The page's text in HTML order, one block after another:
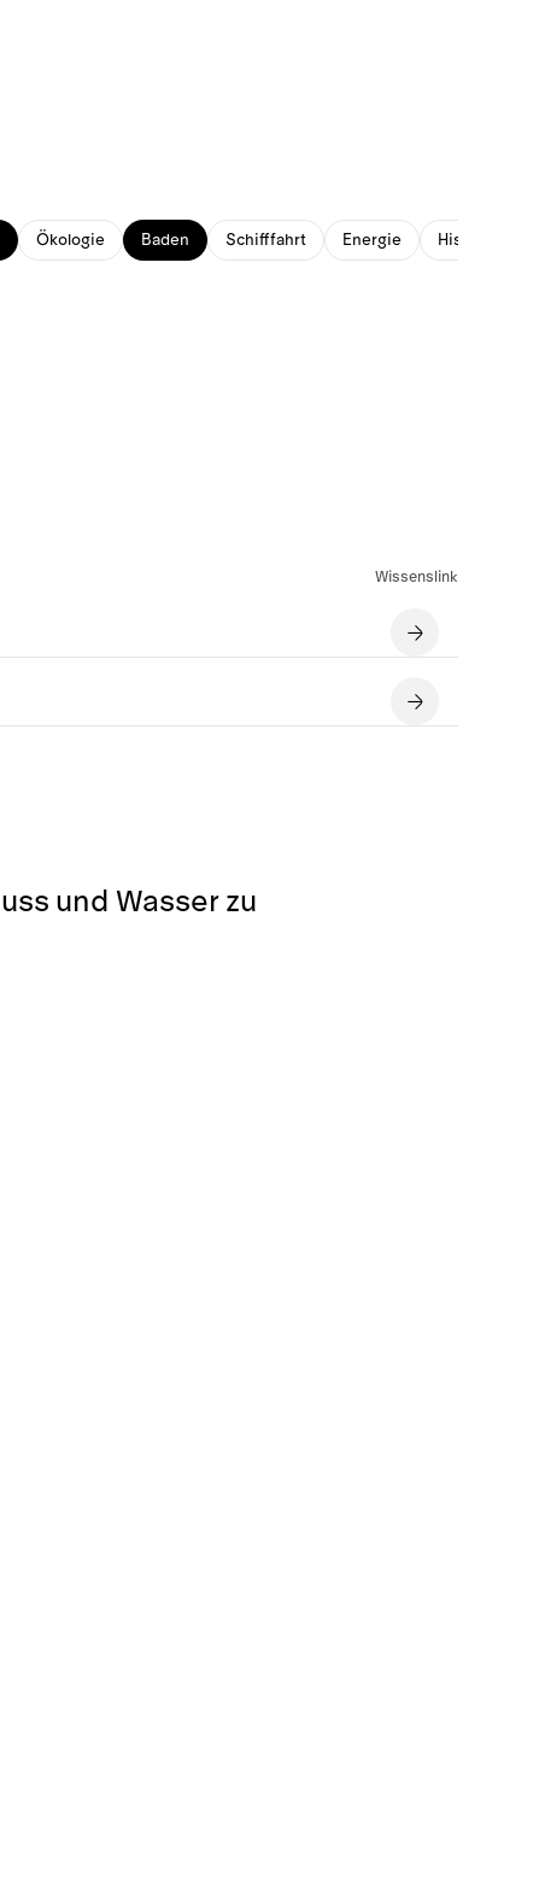
Ökologie Baden Schifffahrt Energie Historisches
Wissenslink
und Wasser zu